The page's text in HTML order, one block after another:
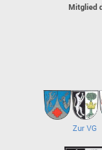
Mitglied
Zur VG